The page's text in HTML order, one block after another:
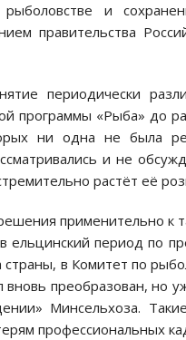
и
правительства
периодически
программы «Рыба» до
ни одна не была
и не
растёт её
применительно к
период по
страны, в Комитет по
преобразован, но
Минсельхоза.
профессиональных